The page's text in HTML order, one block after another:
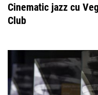
Cinematic jazz cu
Club